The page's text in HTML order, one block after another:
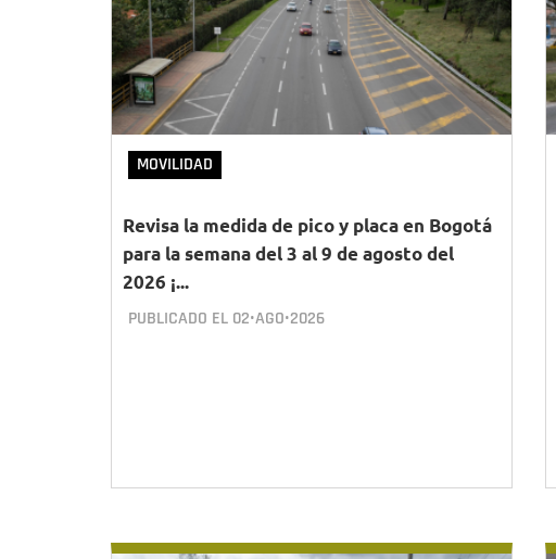
MOVILIDAD
Revisa la medida de pico y placa en Bogotá
para la semana del 3 al 9 de agosto del
2026 ¡...
PUBLICADO EL 02•AGO•2026